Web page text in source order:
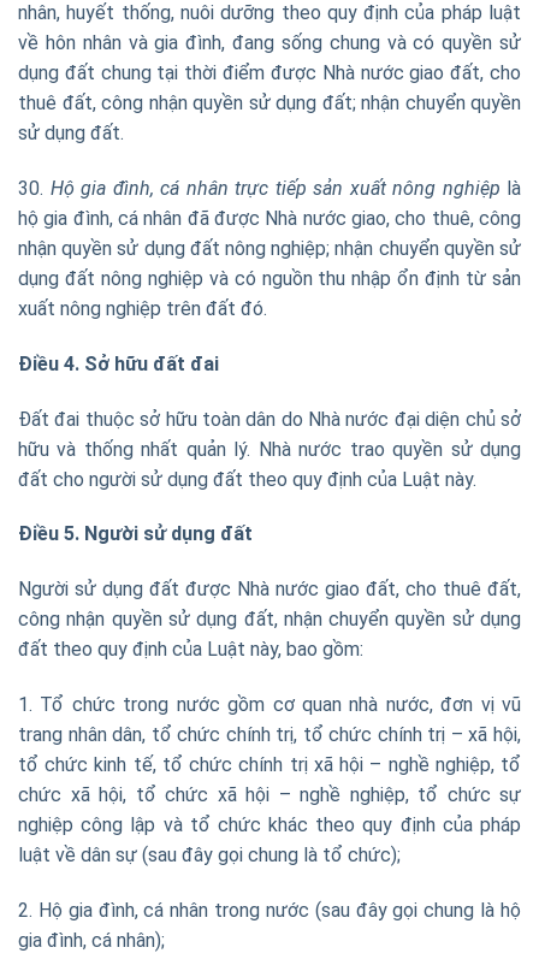
nhân, huyết thống, nuôi dưỡng theo quy định của pháp luật
về hôn nhân và gia đình, đang sống chung và có quyền sử
dụng đất chung tại thời điểm được Nhà nước giao đất, cho
thuê đất, công nhận quyền sử dụng đất; nhận chuyển quyền
sử dụng đất.
30. Hộ gia đình, cá nhân trực tiếp sản xuất nông nghiệp là
hộ gia đình, cá nhân đã được Nhà nước giao, cho thuê, công
nhận quyền sử dụng đất nông nghiệp; nhận chuyển quyền sử
dụng đất nông nghiệp và có nguồn thu nhập ổn định từ sản
xuất nông nghiệp trên đất đó.
Điều 4. Sở hữu đất đai
Đất đai thuộc sở hữu toàn dân do Nhà nước đại diện chủ sở
hữu và thống nhất quản lý. Nhà nước trao quyền sử dụng
đất cho người sử dụng đất theo quy định của Luật này.
Điều 5. Người sử dụng đất
Người sử dụng đất được Nhà nước giao đất, cho thuê đất,
công nhận quyền sử dụng đất, nhận chuyển quyền sử dụng
đất theo quy định của Luật này, bao gồm:
1. Tổ chức trong nước gồm cơ quan nhà nước, đơn vị vũ
trang nhân dân, tổ chức chính trị, tổ chức chính trị – xã hội,
tổ chức kinh tế, tổ chức chính trị xã hội – nghề nghiệp, tổ
chức xã hội, tổ chức xã hội – nghề nghiệp, tổ chức sự
nghiệp công lập và tổ chức khác theo quy định của pháp
luật về dân sự (sau đây gọi chung là tổ chức);
2. Hộ gia đình, cá nhân trong nước (sau đây gọi chung là hộ
gia đình, cá nhân);